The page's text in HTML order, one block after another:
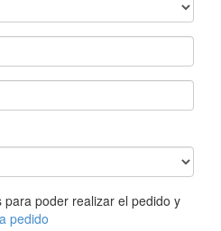
poder realizar el pedido y
pedido